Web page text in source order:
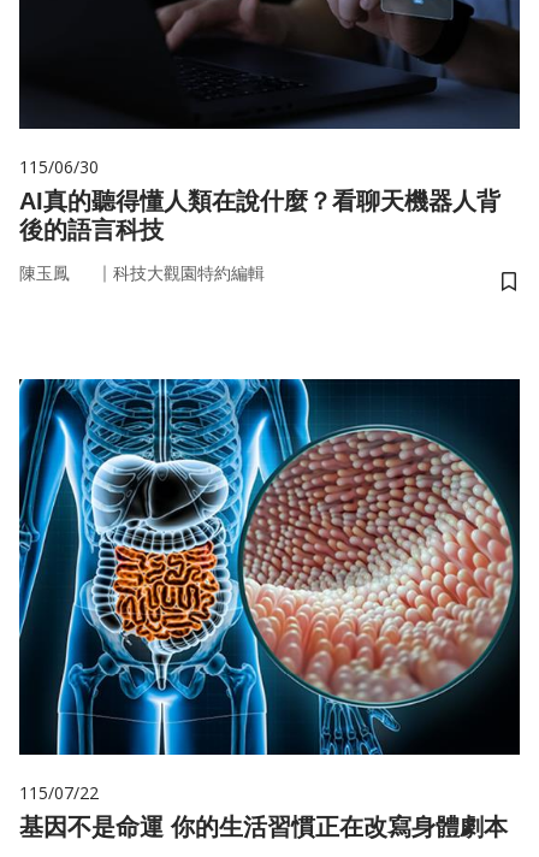
115/06/30
AI真的聽得懂人類在說什麼？看聊天機器人背
後的語言科技
陳玉鳳 ｜ 科技大觀園特約編輯
儲
115/07/22
基因不是命運 你的生活習慣正在改寫身體劇本